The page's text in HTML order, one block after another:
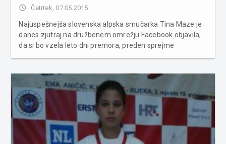
access_time Četrtek, 07.05.2015
Najuspešnejša slovenska alpska smučarka Tina Maze je
danes zjutraj na družbenem omrežju Facebook objavila,
da si bo vzela leto dni premora, preden sprejme
tekmah vozila z avto...